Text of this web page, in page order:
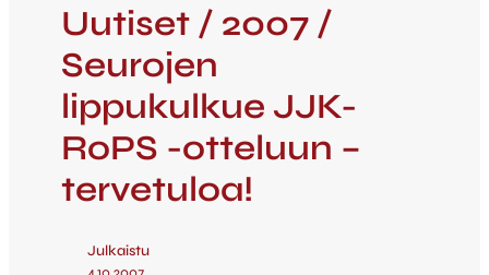
Uutiset / 2007 /
Seurojen
lippukulkue JJK-
RoPS -otteluun –
tervetuloa!
Julkaistu